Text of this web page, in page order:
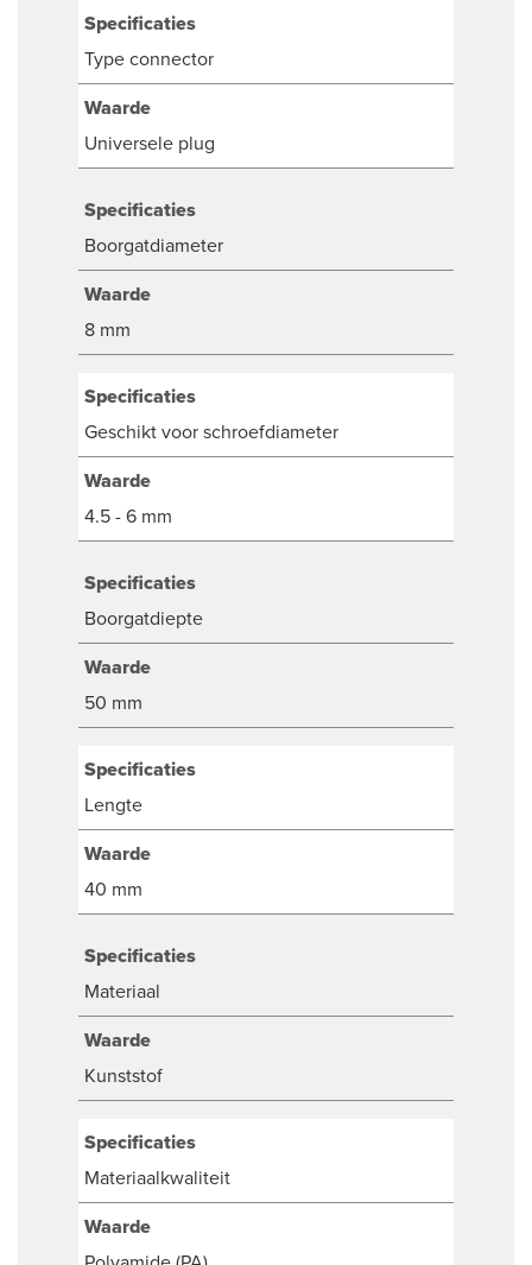
Specificaties
Type connector
Waarde
Universele plug
Specificaties
Boorgatdiameter
Waarde
8 mm
Specificaties
Geschikt voor schroefdiameter
Waarde
4.5 - 6 mm
Specificaties
Boorgatdiepte
Waarde
50 mm
Specificaties
Lengte
Waarde
40 mm
Specificaties
Materiaal
Waarde
Kunststof
Specificaties
Materiaalkwaliteit
Waarde